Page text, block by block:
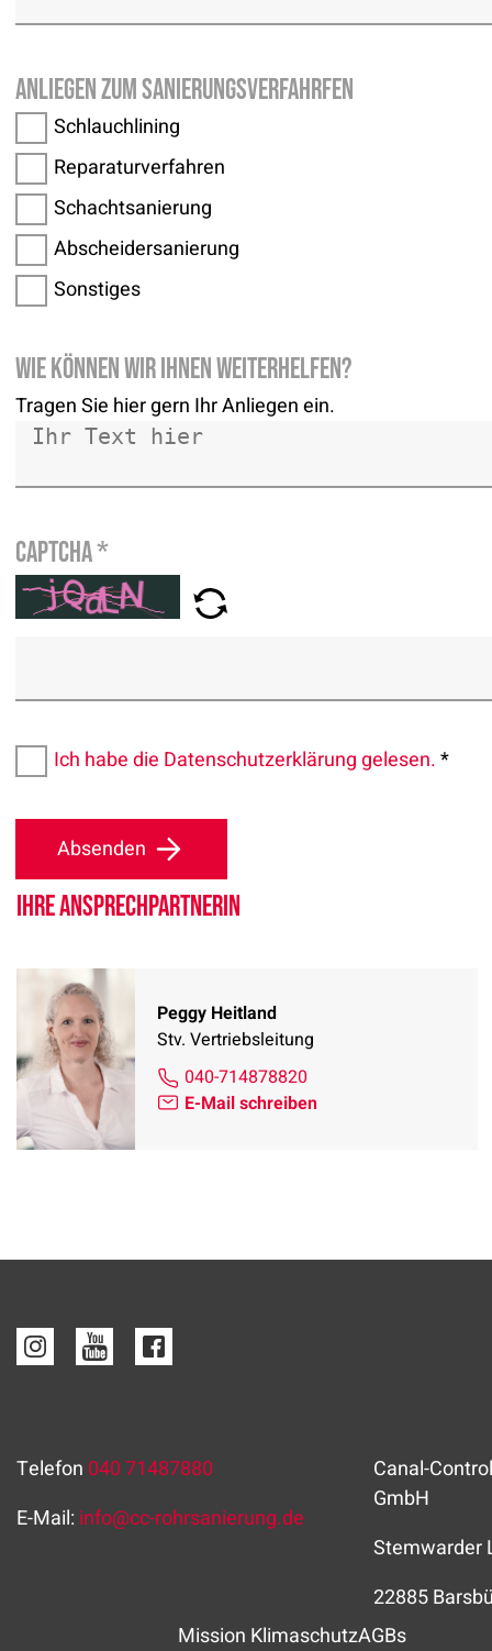
Anliegen zum Sanierungsverfahrfen
Schlauchlining
Reparaturverfahren
Schachtsanierung
Abscheidersanierung
Sonstiges
Wie können wir Ihnen weiterhelfen?
Tragen Sie hier gern Ihr Anliegen ein.
Captcha*
Ich habe die Datenschutzerklärung gelesen.*
Absenden
Ihre Ansprechpartnerin
Peggy Heitland
Stv. Vertriebsleitung
040-714878820
E-Mail schreiben
Telefon 040 71487880
E-Mail: info@cc-rohrsanierung.de
Canal-
GmbH
Stemwarder
22885
Mission KlimaschutzAGBs